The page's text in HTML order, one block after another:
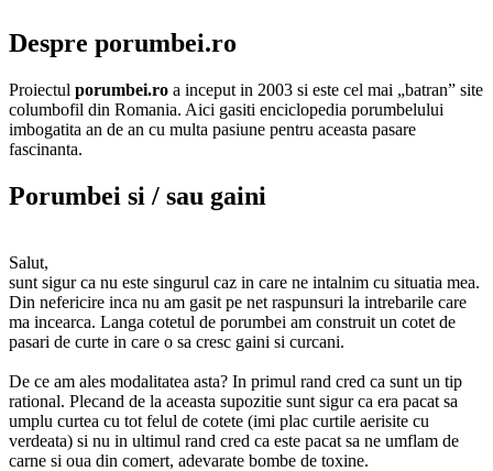
Despre porumbei.ro
Proiectul porumbei.ro a inceput in 2003 si este cel mai „batran” site
columbofil din Romania. Aici gasiti enciclopedia porumbelului
imbogatita an de an cu multa pasiune pentru aceasta pasare
fascinanta.
Porumbei si / sau gaini
Salut,
sunt sigur ca nu este singurul caz in care ne intalnim cu situatia mea.
Din nefericire inca nu am gasit pe net raspunsuri la intrebarile care
ma incearca. Langa cotetul de porumbei am construit un cotet de
pasari de curte in care o sa cresc gaini si curcani.
De ce am ales modalitatea asta? In primul rand cred ca sunt un tip
rational. Plecand de la aceasta supozitie sunt sigur ca era pacat sa
umplu curtea cu tot felul de cotete (imi plac curtile aerisite cu
verdeata) si nu in ultimul rand cred ca este pacat sa ne umflam de
carne si oua din comert, adevarate bombe de toxine.